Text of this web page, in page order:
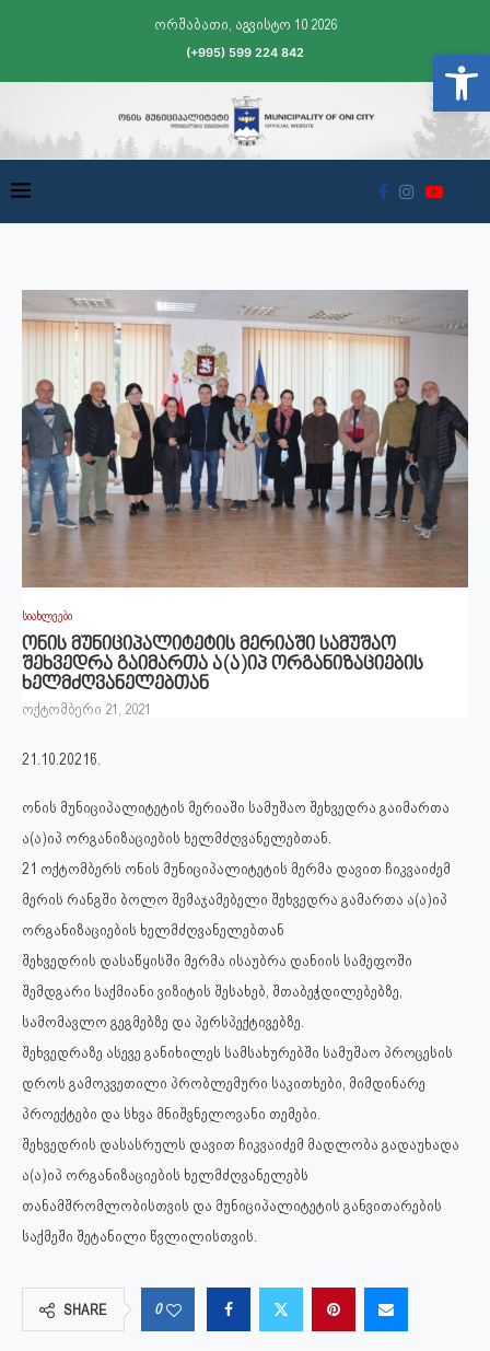
ორშაბათი, აგვისტო 10 2026
(+995) 599 224 842
სიახლეები
ონის მუნიციპალიტეტის მერიაში სამუშაო
შეხვედრა გაიმართა ა(ა)იპ ორგანიზაციების
ხელმძღვანელებთან
ოქტომბერი 21, 2021
21.10.2021წ.
ონის მუნიციპალიტეტის მერიაში სამუშაო შეხვედრა გაიმართა
ა(ა)იპ ორგანიზაციების ხელმძღვანელებთან.
21 ოქტომბერს ონის მუნიციპალიტეტის მერმა დავით ჩიკვაიძემ
მერის რანგში ბოლო შემაჯამებელი შეხვედრა გამართა ა(ა)იპ
ორგანიზაციების ხელმძღვანელებთან
შეხვედრის დასაწყისში მერმა ისაუბრა დანიის სამეფოში
შემდგარი საქმიანი ვიზიტის შესახებ, შთაბეჭდილებებზე,
სამომავლო გეგმებზე და პერსპექტივებზე.
შეხვედრაზე ასევე განიხილეს სამსახურებში სამუშაო პროცესის
დროს გამოკვეთილი პრობლემური საკითხები, მიმდინარე
პროექტები და სხვა მნიშვნელოვანი თემები.
შეხვედრის დასასრულს დავით ჩიკვაიძემ მადლობა გადაუხადა
ა(ა)იპ ორგანიზაციების ხელმძღვანელებს
თანამშრომლობისთვის და მუნიციპალიტეტის განვითარების
საქმეში შეტანილი წვლილისთვის.
SHARE 0